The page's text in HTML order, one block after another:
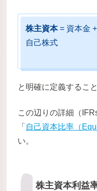
株主資本= 資本金
自己株式
と明確に定義するこ
この辺りの詳細（
「 自己資本比率（
い。
株主資本利益